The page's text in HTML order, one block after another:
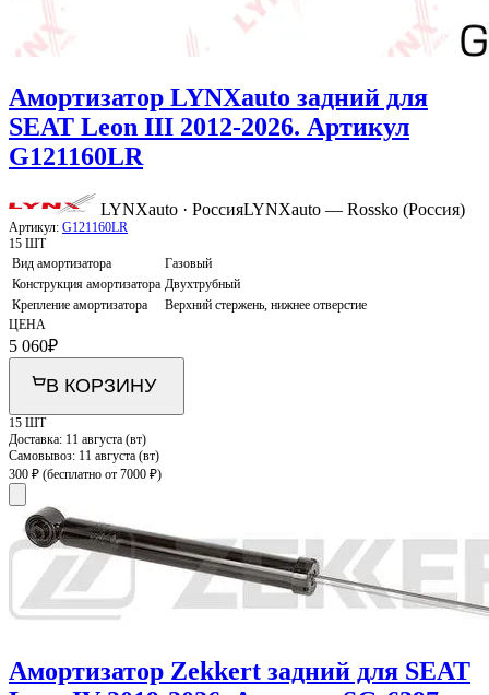
Амортизатор LYNXauto задний для
SEAT Leon III 2012-2026. Артикул
G121160LR
LYNXauto · РоссияLYNXauto — Rossko (Россия)
Артикул: G121160LR
15 ШТ
Вид амортизатора
Газовый
Конструкция амортизатора Двухтрубный
Крепление амортизатора
Верхний стержень, нижнее отверстие
ЦЕНА
5 060₽
В КОРЗИНУ
15 ШТ
Доставка: 11 августа (вт)
Самовывоз: 11 августа (вт)
300 ₽ (бесплатно от 7000 ₽)
Амортизатор Zekkert задний для SEAT